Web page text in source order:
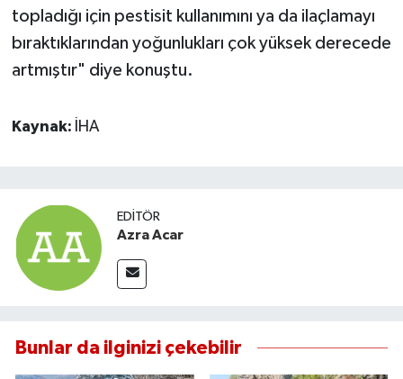
topladığı için pestisit kullanımını ya da ilaçlamayı
bıraktıklarından yoğunlukları çok yüksek derecede
artmıştır" diye konuştu.
Kaynak: İHA
EDITÖR
Azra Acar
Bunlar da ilginizi çekebilir